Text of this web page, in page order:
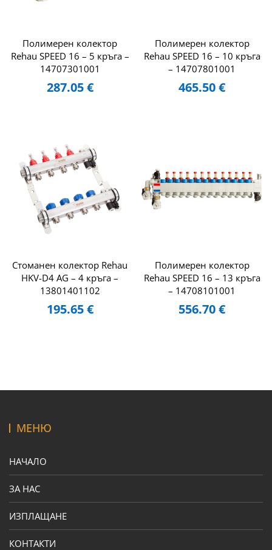
Полимерен колектор
Rehau SPEED 16 – 5 кръга –
14707301001
287.05€
Полимерен колектор
Rehau SPEED 16 – 10 кръга
– 14707801001
465.50€
Стоманен колектор Rehau
HKV-D4 AG – 4 кръга –
13801401102
195.65€
Полимерен колектор
Rehau SPEED 16 – 13 кръга
– 14708101001
556.70€
МЕНЮ
НАЧАЛО
ЗА НАС
ИЗПЛАЩАНЕ
КОНТАКТИ